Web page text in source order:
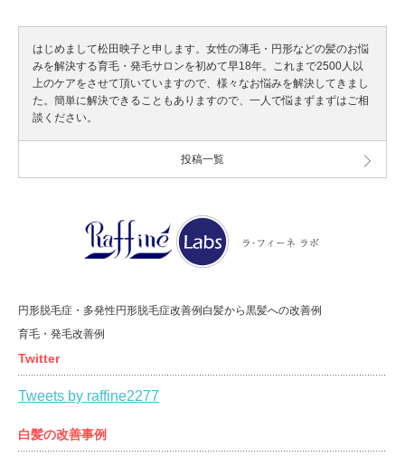
はじめまして松田映子と申します。女性の薄毛・円形などの髪のお悩
みを解決する育毛・発毛サロンを初めて早18年。これまで2500人以
上のケアをさせて頂いていますので、様々なお悩みを解決してきまし
た。簡単に解決できることもありますので、一人で悩まずまずはご相
談ください。
投稿一覧
円形脱毛症・多発性円形脱毛症改善例白髪から黒髪への改善例
育毛・発毛改善例
Twitter
Tweets by raffine2277
白髪の改善事例